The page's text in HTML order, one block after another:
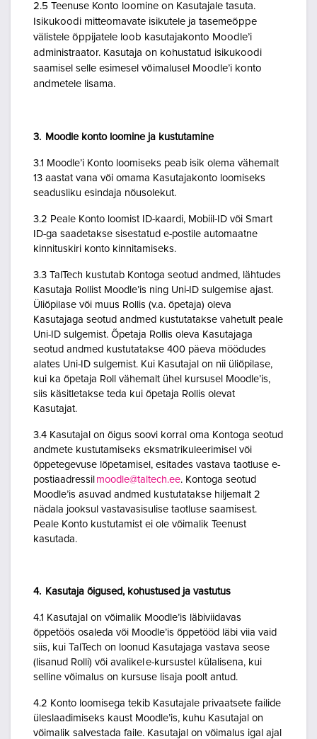
2.5 Teenuse Konto loomine on Kasutajale tasuta.
Isikukoodi mitteomavate isikutele ja tasemeõppe
välistele õppijatele loob kasutajakonto Moodle’i
administraator. Kasutaja on kohustatud isikukoodi
saamisel selle esimesel võimalusel Moodle’i konto
andmetele lisama.
3. Moodle konto loomine ja kustutamine
3.1 Moodle’i Konto loomiseks peab isik olema vähemalt
13 aastat vana või omama Kasutajakonto loomiseks
seadusliku esindaja nõusolekut.
3.2 Peale Konto loomist ID-kaardi, Mobiil-ID või Smart
ID-ga saadetakse sisestatud e-postile automaatne
kinnituskiri konto kinnitamiseks.
3.3 TalTech kustutab Kontoga seotud andmed, lähtudes
Kasutaja Rollist Moodle’is ning Uni-ID sulgemise ajast.
Üliõpilase või muus Rollis (v.a. õpetaja) oleva
Kasutajaga seotud andmed kustutatakse vahetult peale
Uni-ID sulgemist. Õpetaja Rollis oleva Kasutajaga
seotud andmed kustutatakse 400 päeva möödudes
alates Uni-ID sulgemist. Kui Kasutajal on nii üliõpilase,
kui ka õpetaja Roll vähemalt ühel kursusel Moodle’is,
siis käsitletakse teda kui õpetaja Rollis olevat
Kasutajat.
3.4 Kasutajal on õigus soovi korral oma Kontoga seotud
andmete kustutamiseks eksmatrikuleerimisel või
õppetegevuse lõpetamisel, esitades vastava taotluse e-
postiaadressil moodle@taltech.ee. Kontoga seotud
Moodle’is asuvad andmed kustutatakse hiljemalt 2
nädala jooksul vastavasisulise taotluse saamisest.
Peale Konto kustutamist ei ole võimalik Teenust
kasutada.
4. Kasutaja õigused, kohustused ja vastutus
4.1 Kasutajal on võimalik Moodle’is läbiviidavas
õppetöös osaleda või Moodle’is õppetööd läbi viia vaid
siis, kui TalTech on loonud Kasutajaga vastava seose
(lisanud Rolli) või avalikel e-kursustel külalisena, kui
selline võimalus on kursuse lisaja poolt antud.
4.2 Konto loomisega tekib Kasutajale privaatsete failide
üleslaadimiseks kaust Moodle’is, kuhu Kasutajal on
võimalik salvestada faile. Kasutajal on võimalus igal ajal